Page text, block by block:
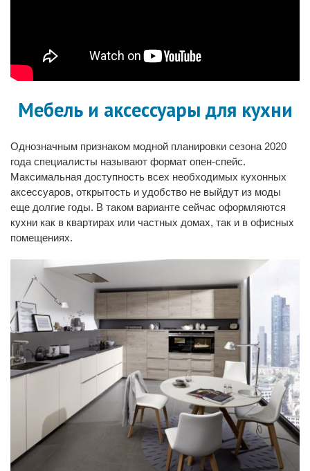
Мебель и аксессуары для кухни
Однозначным признаком модной планировки сезона 2020
года специалисты называют формат опен-спейс.
Максимальная доступность всех необходимых кухонных
аксессуаров, открытость и удобство не выйдут из моды
еще долгие годы. В таком варианте сейчас оформляются
кухни как в квартирах или частных домах, так и в офисных
помещениях.